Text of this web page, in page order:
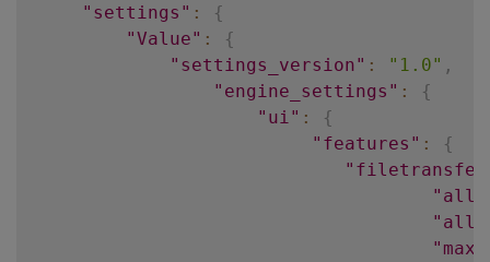
"settings" :
{
"Value" :
{
"settings_version" : "1.0" ,
"engine_settings" :
{
"ui" :
{
"features" :
{